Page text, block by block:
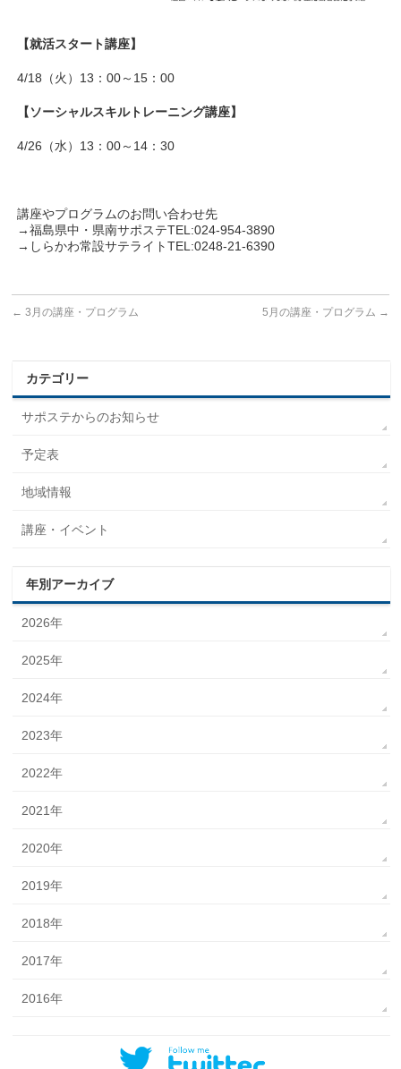
【就活スタート講座】
4/18（火）13：00～15：00
【ソーシャルスキルトレーニング講座】
4/26（水）13：00～14：30
講座やプログラムのお問い合わせ先
→福島県中・県南サポステTEL:024-954-3890
→しらかわ常設サテライトTEL:0248-21-6390
← 3月の講座・プログラム 5月の講座・プログラム →
カテゴリー
サポステからのお知らせ
予定表
地域情報
講座・イベント
年別アーカイブ
2026年
2025年
2024年
2023年
2022年
2021年
2020年
2019年
2018年
2017年
2016年